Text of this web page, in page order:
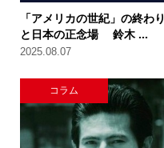
「アメリカの世紀」の終わり
と日本の正念場 鈴木 ...
2025.08.07
コラム